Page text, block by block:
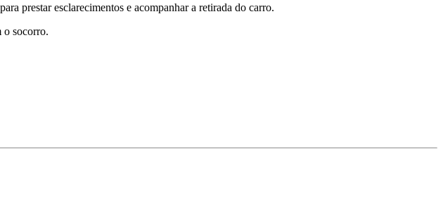
prestar esclarecimentos e acompanhar a retirada do carro.
o socorro.